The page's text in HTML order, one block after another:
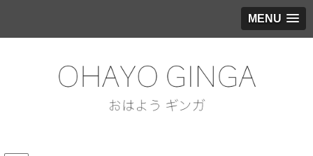
MENU